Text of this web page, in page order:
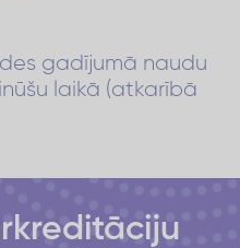
gadījumā naudu
laikā (atkarībā